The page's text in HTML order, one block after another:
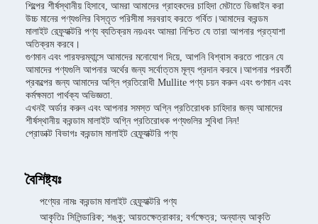
শিল্পের শীর্ষস্থানীয় হিসাবে, আমরা আমাদের গ্রাহকদের চাহিদা মেটাতে ডিজাইন করা
উচ্চ মানের পণ্যগুলির বিস্তৃত পরিসীমা সরবরাহ করতে গর্বিত।আমাদের করন্ডম
মালাইট রেফ্র্যাক্টরি পণ্য ব্যতিক্রম নয়এবং আমরা নিশ্চিত যে তারা আপনার প্রত্যাশা
অতিক্রম করবে।
গুণমান এবং পারফরম্যান্সে আমাদের মনোযোগ দিয়ে, আপনি বিশ্বাস করতে পারেন যে
আমাদের পণ্যগুলি আপনার অর্থের জন্য সর্বোত্তম মূল্য প্রদান করবে।আপনার পরবর্তী
প্রকল্পের জন্য আমাদের অগ্নি প্রতিরোধী Mullite পণ্য চয়ন করুন এবং গুণমান এবং
কর্মক্ষমতা পার্থক্য অভিজ্ঞতা.
এখনই অর্ডার করুন এবং আপনার সমস্ত অগ্নি প্রতিরোধক চাহিদার জন্য আমাদের
শীর্ষস্থানীয় করন্ডাম মালাইট অগ্নি প্রতিরোধক পণ্যগুলির সুবিধা নিন!
প্রোডাক্ট বিভাগঃ করন্ডাম মালাইট রেফ্র্যাক্টরি পণ্য
বৈশিষ্ট্যঃ
পণ্যের নামঃ করন্ডাম মালাইট রেফ্র্যাক্টরি পণ্য
আকৃতিঃ সিলিন্ডারিক; শঙ্কু; আয়তক্ষেত্রাকার; বর্গক্ষেত্র; অন্যান্য আকৃতি